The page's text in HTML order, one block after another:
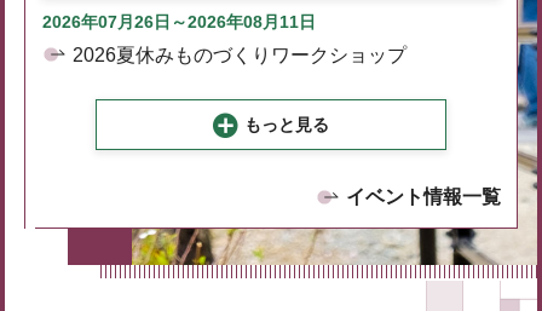
2026年07月26日～2026年08月11日
2026夏休みものづくりワークショップ
もっと見る
イベント情報一覧